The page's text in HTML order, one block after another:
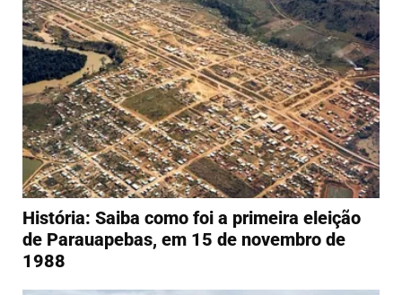
História: Saiba como foi a primeira eleição
de Parauapebas, em 15 de novembro de
1988